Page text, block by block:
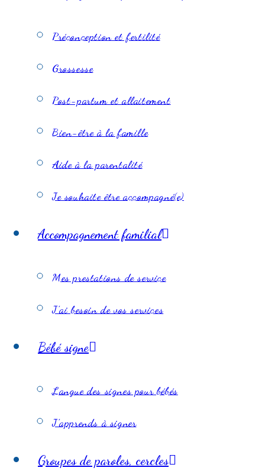
Préconception et fertilité
Grossesse
Post-partum et allaitement
Bien-être à la famille
Aide à la parentalité
Je souhaite être accompagné(e)
Accompagnement familial
Mes prestations de service
J’ai besoin de vos services
Bébé signe
Langue des signes pour bébés
J’apprends à signer
Groupes de paroles, cercles